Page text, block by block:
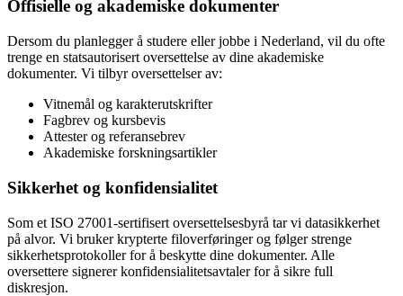
Offisielle og akademiske dokumenter
Dersom du planlegger å studere eller jobbe i Nederland, vil du ofte
trenge en statsautorisert oversettelse av dine akademiske
dokumenter. Vi tilbyr oversettelser av:
Vitnemål og karakterutskrifter
Fagbrev og kursbevis
Attester og referansebrev
Akademiske forskningsartikler
Sikkerhet og konfidensialitet
Som et ISO 27001-sertifisert oversettelsesbyrå tar vi datasikkerhet
på alvor. Vi bruker krypterte filoverføringer og følger strenge
sikkerhetsprotokoller for å beskytte dine dokumenter. Alle
oversettere signerer konfidensialitetsavtaler for å sikre full
diskresjon.